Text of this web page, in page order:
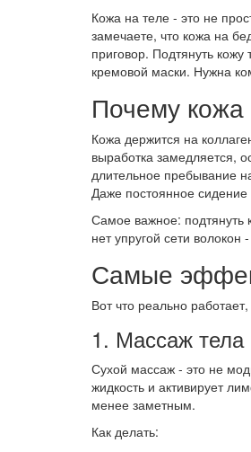
Кожа на теле - это не
замечаете, что кожа на
приговор. Подтянуть
кремовой маски. Нужна
Почему кожа
Кожа держится на
выработка замедляется,
длительное пребывание
Даже постоянное
Самое важное: подтянуть
нет упругой сети
Самые
Вот что реально
1. Массаж
Сухой массаж - это не
жидкость и активирует
менее заметным.
Как делать: